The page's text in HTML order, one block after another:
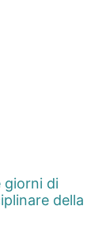
giorni di
della